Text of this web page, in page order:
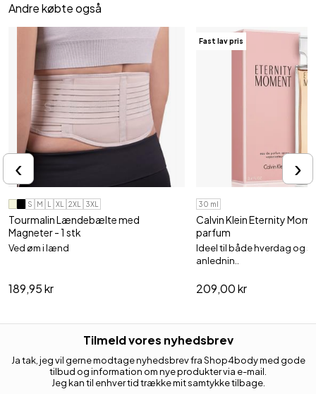
Andre købte også
S M XL 2XL 3XL
Tourmalin Lændebælte med
Magneter - 1 stk
Ved øm i lænd
189,95 kr
Fast lav pris
30 ml
Calvin Klein Eternity
parfum
Ideel til både hverdag og
anlednin..
209,00 kr
‹ ›
Tilmeld vores nyhedsbrev
Ja tak, jeg vil gerne modtage nyhedsbrev fra Shop4body med gode
tilbud og information om nye produkter via e-mail.
Jeg kan til enhver tid trække mit samtykke tilbage.